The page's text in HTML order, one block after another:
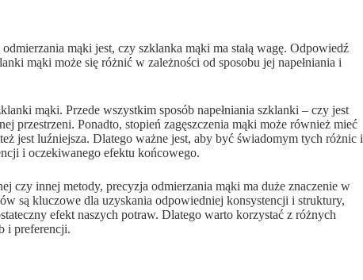
mąki jest, czy szklanka mąki ma stałą wagę. Odpowiedź
mąki może się różnić w zależności od sposobu jej napełniania i
mąki. Przede wszystkim sposób napełniania szklanki – czy jest
przestrzeni. Ponadto, stopień zagęszczenia mąki może również mieć
jest luźniejsza. Dlatego ważne jest, aby być świadomym tych różnic i
i oczekiwanego efektu końcowego.
czy innej metody, precyzja odmierzania mąki ma duże znaczenie w
są kluczowe dla uzyskania odpowiedniej konsystencji i struktury,
efekt naszych potraw. Dlatego warto korzystać z różnych
i preferencji.